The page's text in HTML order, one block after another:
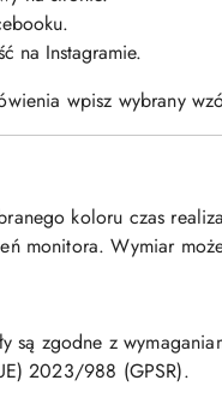
na Instagramie.
wpisz wybrany
koloru czas
monitora. Wymiar
są zgodne z
2023/988 (GPSR).